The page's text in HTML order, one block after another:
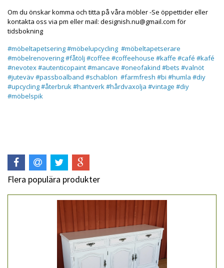
Om du önskar komma och titta på våra möbler -Se öppettider eller
kontakta oss via pm eller mail: designish.nu@gmail.com för
tidsbokning
#möbeltapetsering#möbelupcycling #möbeltapetserare
#möbelrenovering#fåtölj #coffee #coffeehouse #kaffe #café #kafé
#nevotex#autenticopaint#mancave #oneofakind #bets #valnöt
#juteväv#passboalband #schablon #farmfresh #bi #humla #diy
#upcycling#återbruk#hantverk#hårdvaxolja #vintage #diy
#möbelspik
Flera populära produkter